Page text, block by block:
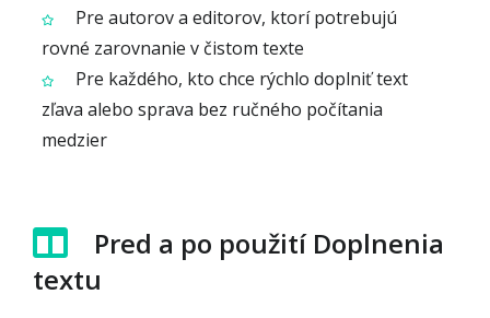
Pre autorov a editorov, ktorí potrebujú
rovné zarovnanie v čistom texte
Pre každého, kto chce rýchlo doplniť text
zľava alebo sprava bez ručného počítania
medzier
Pred a po použití Doplnenia
textu